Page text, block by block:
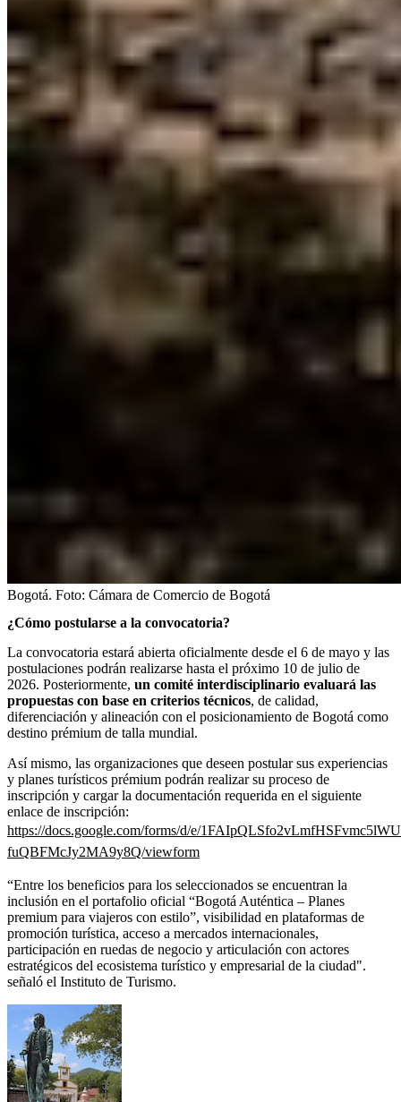
Bogotá. Foto: Cámara de Comercio de Bogotá
¿Cómo postularse a la convocatoria?
La convocatoria estará abierta oficialmente desde el 6 de mayo y las
postulaciones podrán realizarse hasta el próximo 10 de julio de
2026. Posteriormente, un comité interdisciplinario evaluará las
propuestas con base en criterios técnicos, de calidad,
diferenciación y alineación con el posicionamiento de Bogotá como
destino prémium de talla mundial.
Así mismo, las organizaciones que deseen postular sus experiencias
y planes turísticos prémium podrán realizar su proceso de
inscripción y cargar la documentación requerida en el siguiente
enlace de inscripción:
https://docs.google.com/forms/d/e/
fuQBFMcJy2MA9y8Q/viewform
“Entre los beneficios para los seleccionados se encuentran la
inclusión en el portafolio oficial “Bogotá Auténtica – Planes
premium para viajeros con estilo”, visibilidad en plataformas de
promoción turística, acceso a mercados internacionales,
participación en ruedas de negocio y articulación con actores
estratégicos del ecosistema turístico y empresarial de la ciudad".
señaló el Instituto de Turismo.